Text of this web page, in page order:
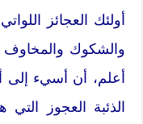
أولئك العجائز
والشكوك
أعلم، أن أسيء إلى
الذئبة العجوز